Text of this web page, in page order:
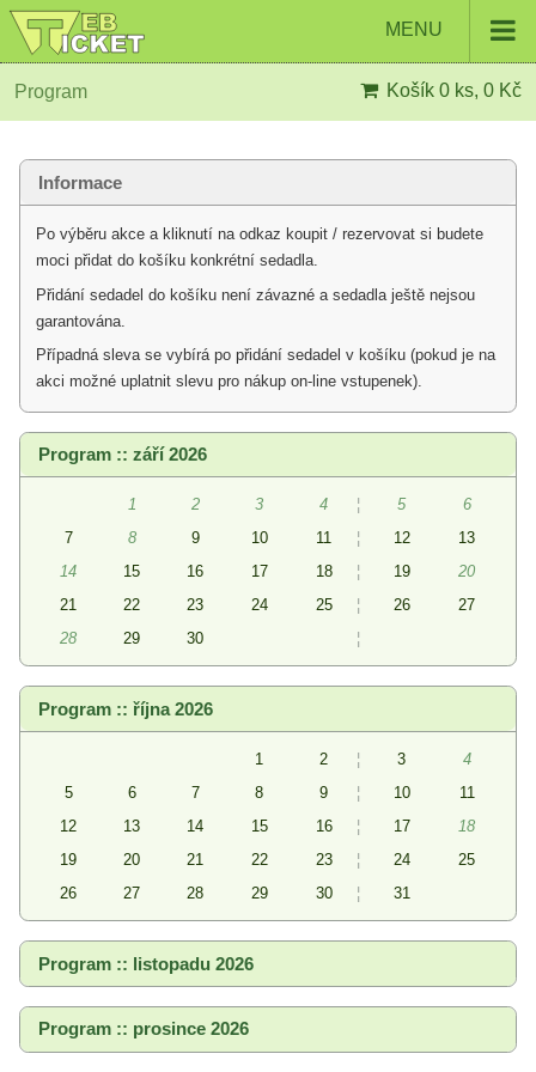
MENU
Program Košík 0 ks, 0 Kč
Informace
Po výběru akce a kliknutí na odkaz koupit / rezervovat si budete
moci přidat do košíku konkrétní sedadla.
Přidání sedadel do košíku není závazné a sedadla ještě nejsou
garantována.
Případná sleva se vybírá po přidání sedadel v košíku (pokud je na
akci možné uplatnit slevu pro nákup on-line vstupenek).
Program :: září 2026
1 2 3 4 ¦ 5
6
7
8 9 10 11 ¦ 12
13
14
15 16 17 18 ¦ 19
20
21
22 23 24 25 ¦ 26
27
28
29 30 ¦
Program :: října 2026
1 2 ¦ 3
4
5
6 7 8 9 ¦ 10
11
12
13 14 15 16 ¦ 17
18
19
20 21 22 23 ¦ 24
25
26
27 28 29 30 ¦ 31
Program :: listopadu 2026
Program :: prosince 2026